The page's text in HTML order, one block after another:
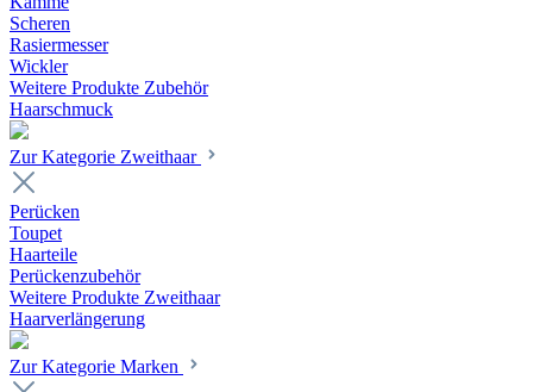
Scheren
Rasiermesser
Wickler
Weitere Produkte Zubehör
Haarschmuck
Zur Kategorie Zweithaar
Perücken
Toupet
Haarteile
Perückenzubehör
Weitere Produkte Zweithaar
Haarverlängerung
Zur Kategorie Marken